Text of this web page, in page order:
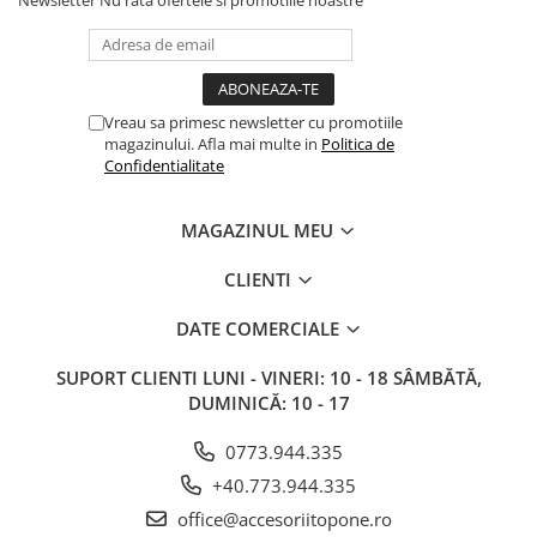
Vreau sa primesc newsletter cu promotiile
magazinului. Afla mai multe in Politica de
Confidentialitate
MAGAZINUL MEU
CLIENTI
DATE COMERCIALE
SUPORT CLIENTI LUNI - VINERI: 10 - 18 SÂMBĂTĂ,
DUMINICĂ: 10 - 17
0773.944.335
+40.773.944.335
office@accesoriitopone.ro